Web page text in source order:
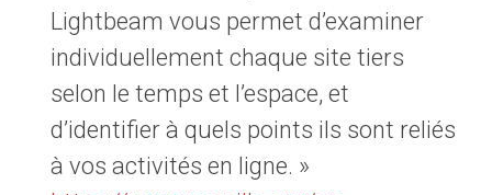
Lightbeam vous permet d’examiner
individuellement chaque site tiers
selon le temps et l’espace, et
d’identifier à quels points ils sont reliés
à vos activités en ligne. »